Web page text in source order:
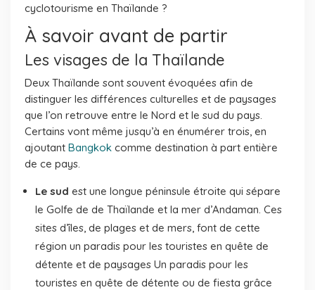
cyclotourisme en Thaïlande ?
À savoir avant de partir
Les visages de la Thaïlande
Deux Thaïlande sont souvent évoquées afin de
distinguer les différences culturelles et de paysages
que l’on retrouve entre le Nord et le sud du pays.
Certains vont même jusqu’à en énumérer trois, en
ajoutant Bangkok comme destination à part entière
de ce pays.
Le sud est une longue péninsule étroite qui sépare
le Golfe de de Thaïlande et la mer d’Andaman. Ces
sites d’îles, de plages et de mers, font de cette
région un paradis pour les touristes en quête de
détente et de paysages Un paradis pour les
touristes en quête de détente ou de fiesta grâce